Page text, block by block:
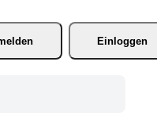
Einloggen